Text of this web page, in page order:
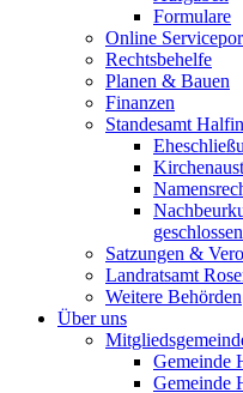
Formulare
Online
Rechtsbehelfe
Planen & Bauen
Finanzen
Standesamt
Satzungen &
Landratsamt
Weitere Behörden
Über uns
Gemeinde
Gemeinde